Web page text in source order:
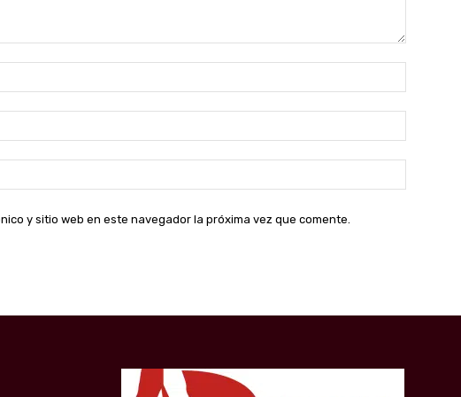
web:
y sitio web en este navegador la próxima vez que comente.